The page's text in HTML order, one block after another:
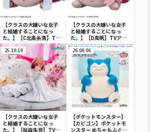
【クラスの大嫌いな女子
と結婚することになっ
た。】【C北条糸青】TV
アニメ「クラスの大嫌い
な女子と結婚することに
なった。」 寝そべり ぬい
ぐるみ(EX)
【クラスの大嫌いな女子
と結婚することになっ
た。】【D真帆】TVアニ
メ「クラスの大嫌いな女
子と結婚することになっ
た。」 寝そべり ぬいぐる
25.10.10
【クラスの大嫌いな女子
と結婚することになっ
た。】【桜森朱音】TVア
26.08.06
【ポケットモンスター】
【カビゴン】ポケットモ
ンスター めちゃもふぐっ